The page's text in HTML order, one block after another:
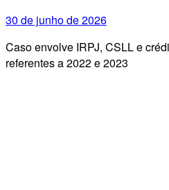
30 de junho de 2026
Caso envolve IRPJ, CSLL e
referentes a 2022 e 2023